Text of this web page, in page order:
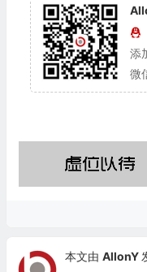
添
微
本文由 AllonY